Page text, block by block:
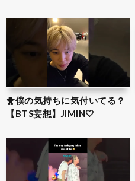
🐥僕の気持ちに気付いてる？
【BTS妄想】JIMIN‎🤍